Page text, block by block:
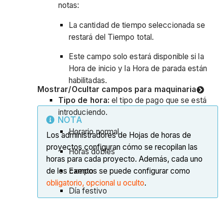
notas:
La cantidad de tiempo seleccionada se
restará del Tiempo total.
Este campo solo estará disponible si la
Hora de inicio y la Hora de parada están
habilitadas.
Tipo de hora: el tipo de pago que se está
introduciendo.
Horario normal
Horas dobles
Exento
Día festivo
Mostrar/Ocultar campos para maquinaria
NOTA
Los administradores de Hojas de horas de
proyectos configuran cómo se recopilan las
horas para cada proyecto. Además, cada uno
de los campos se puede configurar como
obligatorio, opcional u oculto.